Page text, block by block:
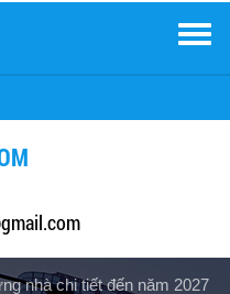
nhà chi tiết đến năm 2027